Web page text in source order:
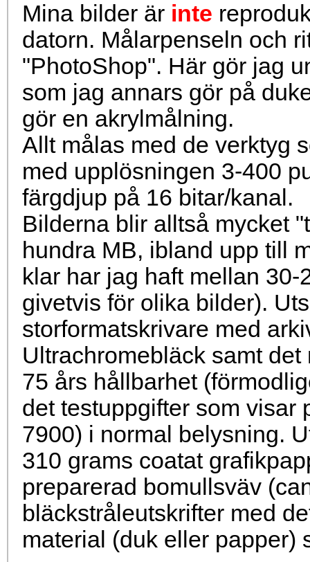
Mina bilder är inte
datorn. Målarpenseln och
"PhotoShop". Här gör jag
som jag annars gör på
gör en akrylmålning.
Allt målas med de verktyg
med upplösningen 3-400
färgdjup på 16 bitar/kanal.
Bilderna blir alltså mycket
hundra MB, ibland upp till
klar har jag haft mellan
givetvis för olika bilder).
storformatskrivare med
Ultrachromebläck samt
75 års hållbarhet
det testuppgifter som visar
7900) i normal belysning.
310 grams coatat
preparerad bomullsväv
bläckstråleutskrifter med
material (duk eller papper)